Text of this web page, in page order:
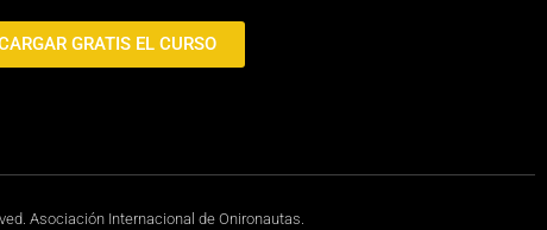
GRATIS EL CURSO
Asociación Internacional de Onironautas.